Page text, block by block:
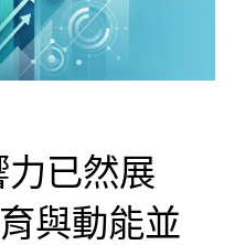
力已然展
與動能並